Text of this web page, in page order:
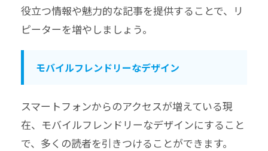
役立つ情報や魅力的な記事を提供することで、リ
ピーターを増やしましょう。
モバイルフレンドリーなデザイン
スマートフォンからのアクセスが増えている現
在、モバイルフレンドリーなデザインにすること
で、多くの読者を引きつけることができます。